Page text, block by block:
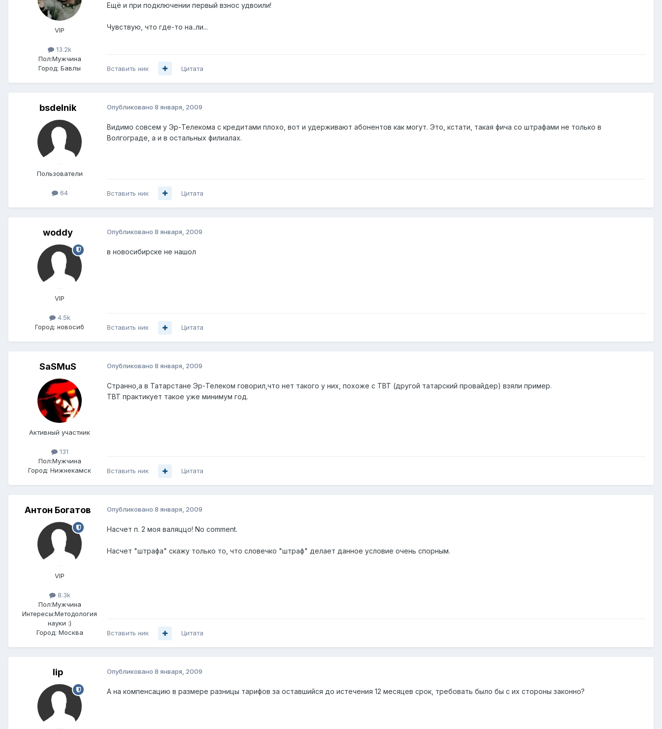
VIP
13.2k
Пол:Мужчина
Город: Бавлы
Ещё и при подключении первый взнос удвоили!
Чувствую, что где-то на..ли...
Вставить ник Цитата
bsdelnik
Пользователи
64
Опубликовано 8 января, 2009
Видимо совсем у Эр-Телекома с кредитами плохо, вот и удерживают абонентов как могут. Это, кстати, такая фича со штрафами не только в
Волгограде, а и в остальных филиалах.
Вставить ник Цитата
woddy
VIP
4.5k
Город: новосиб
Опубликовано 8 января, 2009
в новосибирске не нашол
Вставить ник Цитата
SaSMuS
Активный участник
131
Пол:Мужчина
Город: Нижнекамск
Опубликовано 8 января, 2009
Странно,а в Татарстане Эр-Телеком говорил,что нет такого у них, похоже с ТВТ (другой татарский провайдер) взяли пример.
ТВТ практикует такое уже минимум год.
Вставить ник Цитата
Антон Богатов
VIP
8.3k
Пол:Мужчина
Интересы:Методология
науки :)
Город: Москва
Опубликовано 8 января, 2009
Насчет п. 2 моя валяццо! No comment.
Насчет "штрафа" скажу только то, что словечко "штраф" делает данное условие очень спорным.
Вставить ник Цитата
lip Опубликовано 8 января, 2009
А на компенсацию в размере разницы тарифов за оставшийся до истечения 12 месяцев срок, требовать было бы с их стороны законно?